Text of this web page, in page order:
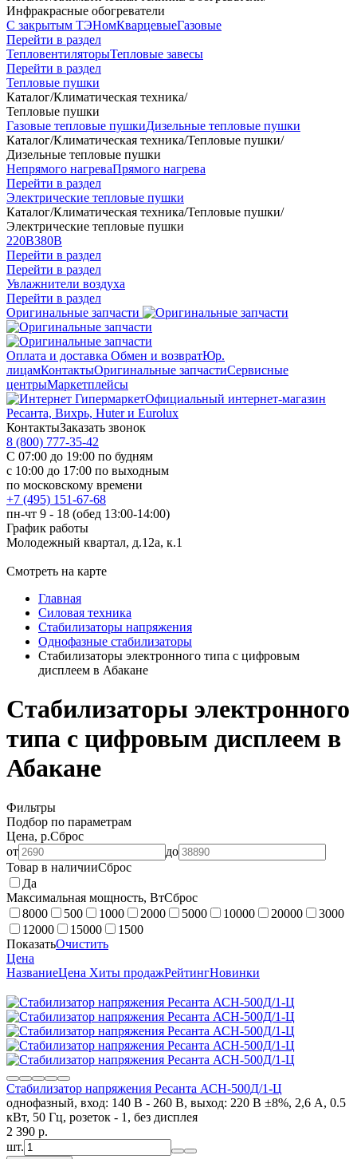
Инфракрасные обогреватели
С закрытым ТЭНомКварцевыеГазовые
Перейти в раздел
ТепловентиляторыТепловые завесы
Перейти в раздел
Тепловые пушки
Каталог/Климатическая техника/
Тепловые пушки
Газовые тепловые пушкиДизельные тепловые пушки
Каталог/Климатическая техника/Тепловые пушки/
Дизельные тепловые пушки
Непрямого нагреваПрямого нагрева
Перейти в раздел
Электрические тепловые пушки
Каталог/Климатическая техника/Тепловые пушки/
Электрические тепловые пушки
220В380В
Перейти в раздел
Перейти в раздел
Увлажнители воздуха
Перейти в раздел
Оригинальные запчасти
Оплата и доставка Обмен и возвратЮр.
лицамКонтактыОригинальные запчастиСервисные
центрыМаркетплейсы
Официальный интернет-магазин
Ресанта, Вихрь, Huter и Eurolux
КонтактыЗаказать звонок
8 (800) 777-35-42
С 07:00 до 19:00 по будням
с 10:00 до 17:00 по выходным
по московскому времени
+7 (495) 151-67-68
пн-чт 9 - 18 (обед 13:00-14:00)
График работы
Молодежный квартал, д.12а, к.1
Смотреть на карте
Главная
Силовая техника
Стабилизаторы напряжения
Однофазные стабилизаторы
Стабилизаторы электронного типа с цифровым
дисплеем в Абакане
Стабилизаторы электронного
типа с цифровым дисплеем в
Абакане
Фильтры
Подбор по параметрам
Цена, р.Сброс
от
до
Товар в наличииСброс
Да
Максимальная мощность, ВтСброс
8000
500 1000 2000 5000 10000 20000
3000
12000
15000
1500
ПоказатьОчистить
Цена
НазваниеЦена Хиты продажРейтингНовинки
Стабилизатор напряжения Ресанта АСН-500Д/1-Ц
однофазный, вход: 140 В - 260 В, выход: 220 В ±8%, 2,6 А, 0.5
кВт, 50 Гц, розеток - 1, без дисплея
2 390 p.
шт.